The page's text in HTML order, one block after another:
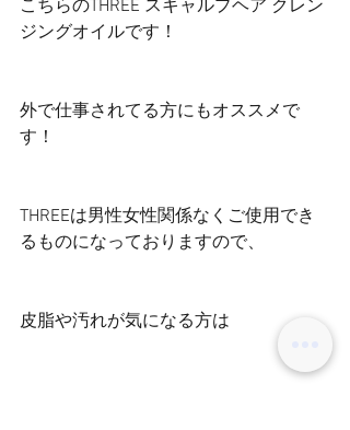
こちらのTHREE スキャルプヘア クレン
ジングオイルです！
外で仕事されてる方にもオススメで
す！
THREEは男性女性関係なくご使用でき
るものになっておりますので、
皮脂や汚れが気になる方は